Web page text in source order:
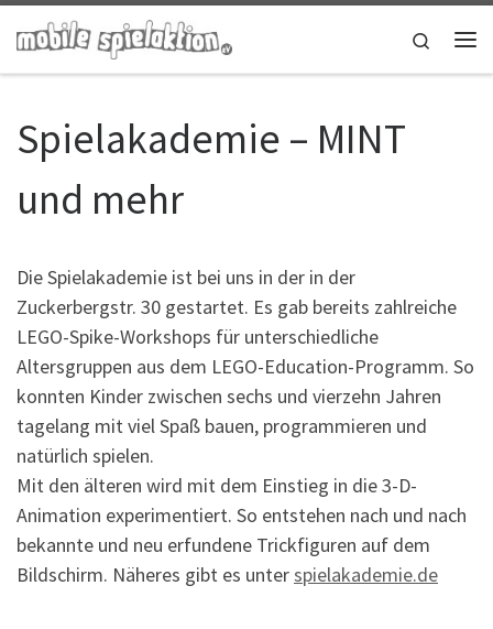
Zum Inhalt springen
Search
Spielakademie – MINT
und mehr
Die Spielakademie ist bei uns in der in der
Zuckerbergstr. 30 gestartet. Es gab bereits zahlreiche
LEGO-Spike-Workshops für unterschiedliche
Altersgruppen aus dem LEGO-Education-Programm. So
konnten Kinder zwischen sechs und vierzehn Jahren
tagelang mit viel Spaß bauen, programmieren und
natürlich spielen.
Mit den älteren wird mit dem Einstieg in die 3-D-
Animation experimentiert. So entstehen nach und nach
bekannte und neu erfundene Trickfiguren auf dem
Bildschirm. Näheres gibt es unterspielakademie.de